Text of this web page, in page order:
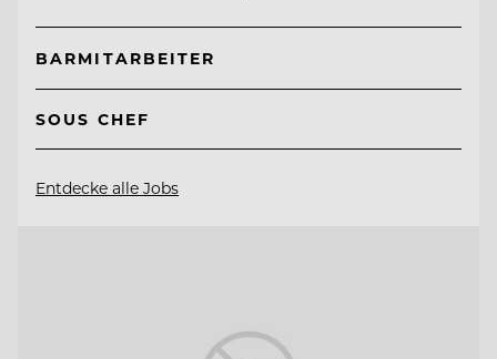
BARMITARBEITER
SOUS CHEF
Entdecke alle Jobs